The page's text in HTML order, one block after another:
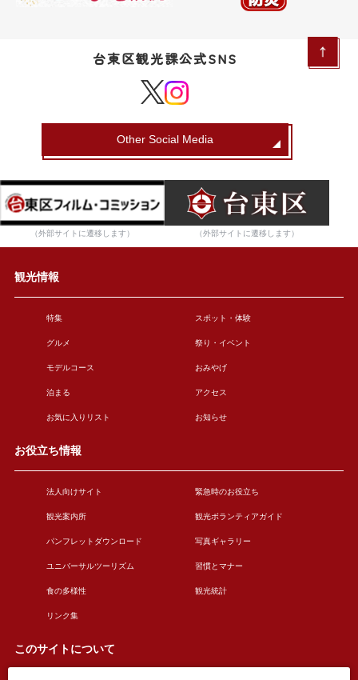
台東区観光課公式SNS
Other Social Media
（外部サイトに遷移します） （外部サイトに遷移します）
観光情報
特集 スポット・体験
グルメ 祭り・イベント
モデルコース おみやげ
泊まる アクセス
お気に入りリスト お知らせ
お役立ち情報
法人向けサイト 緊急時のお役立ち
観光案内所 観光ボランティアガイド
パンフレットダウンロード 写真ギャラリー
ユニバーサルツーリズム 習慣とマナー
食の多様性 観光統計
リンク集
このサイトについて